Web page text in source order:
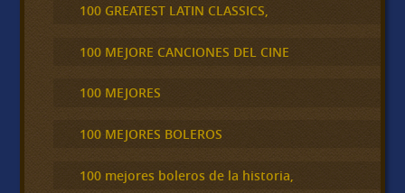
100 GREATEST LATIN CLASSICS,
100 MEJORE CANCIONES DEL CINE
100 MEJORES
100 MEJORES BOLEROS
100 mejores boleros de la historia,